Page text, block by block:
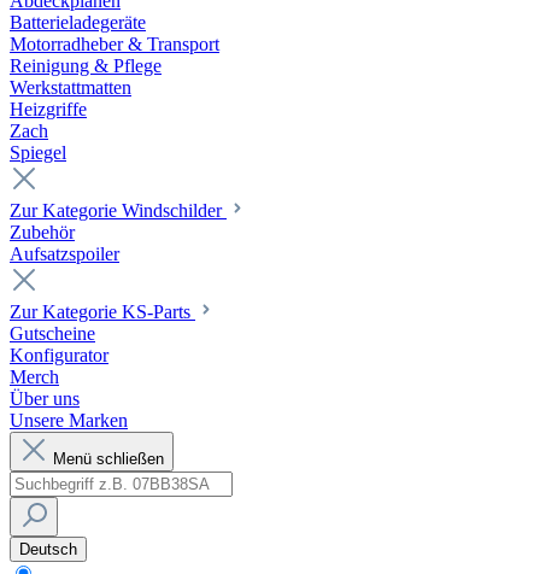
Batterieladegeräte
Motorradheber & Transport
Reinigung & Pflege
Werkstattmatten
Heizgriffe
Zach
Spiegel
Zur Kategorie Windschilder
Zubehör
Aufsatzspoiler
Zur Kategorie KS-Parts
Gutscheine
Konfigurator
Merch
Über uns
Unsere Marken
Menü schließen
Deutsch